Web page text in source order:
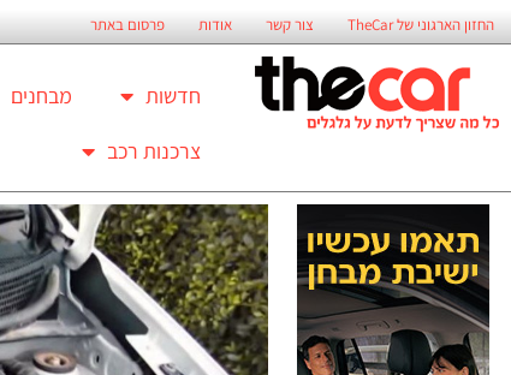
החזון הארגוני של TheCar צור קשר אודות פרסום באתר
חדשות מבחנים
צרכנות רכב